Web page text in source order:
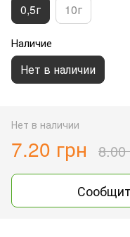
0,5г 10г
Наличие
Нет в наличии
Нет в наличии
7.20 грн 8.00